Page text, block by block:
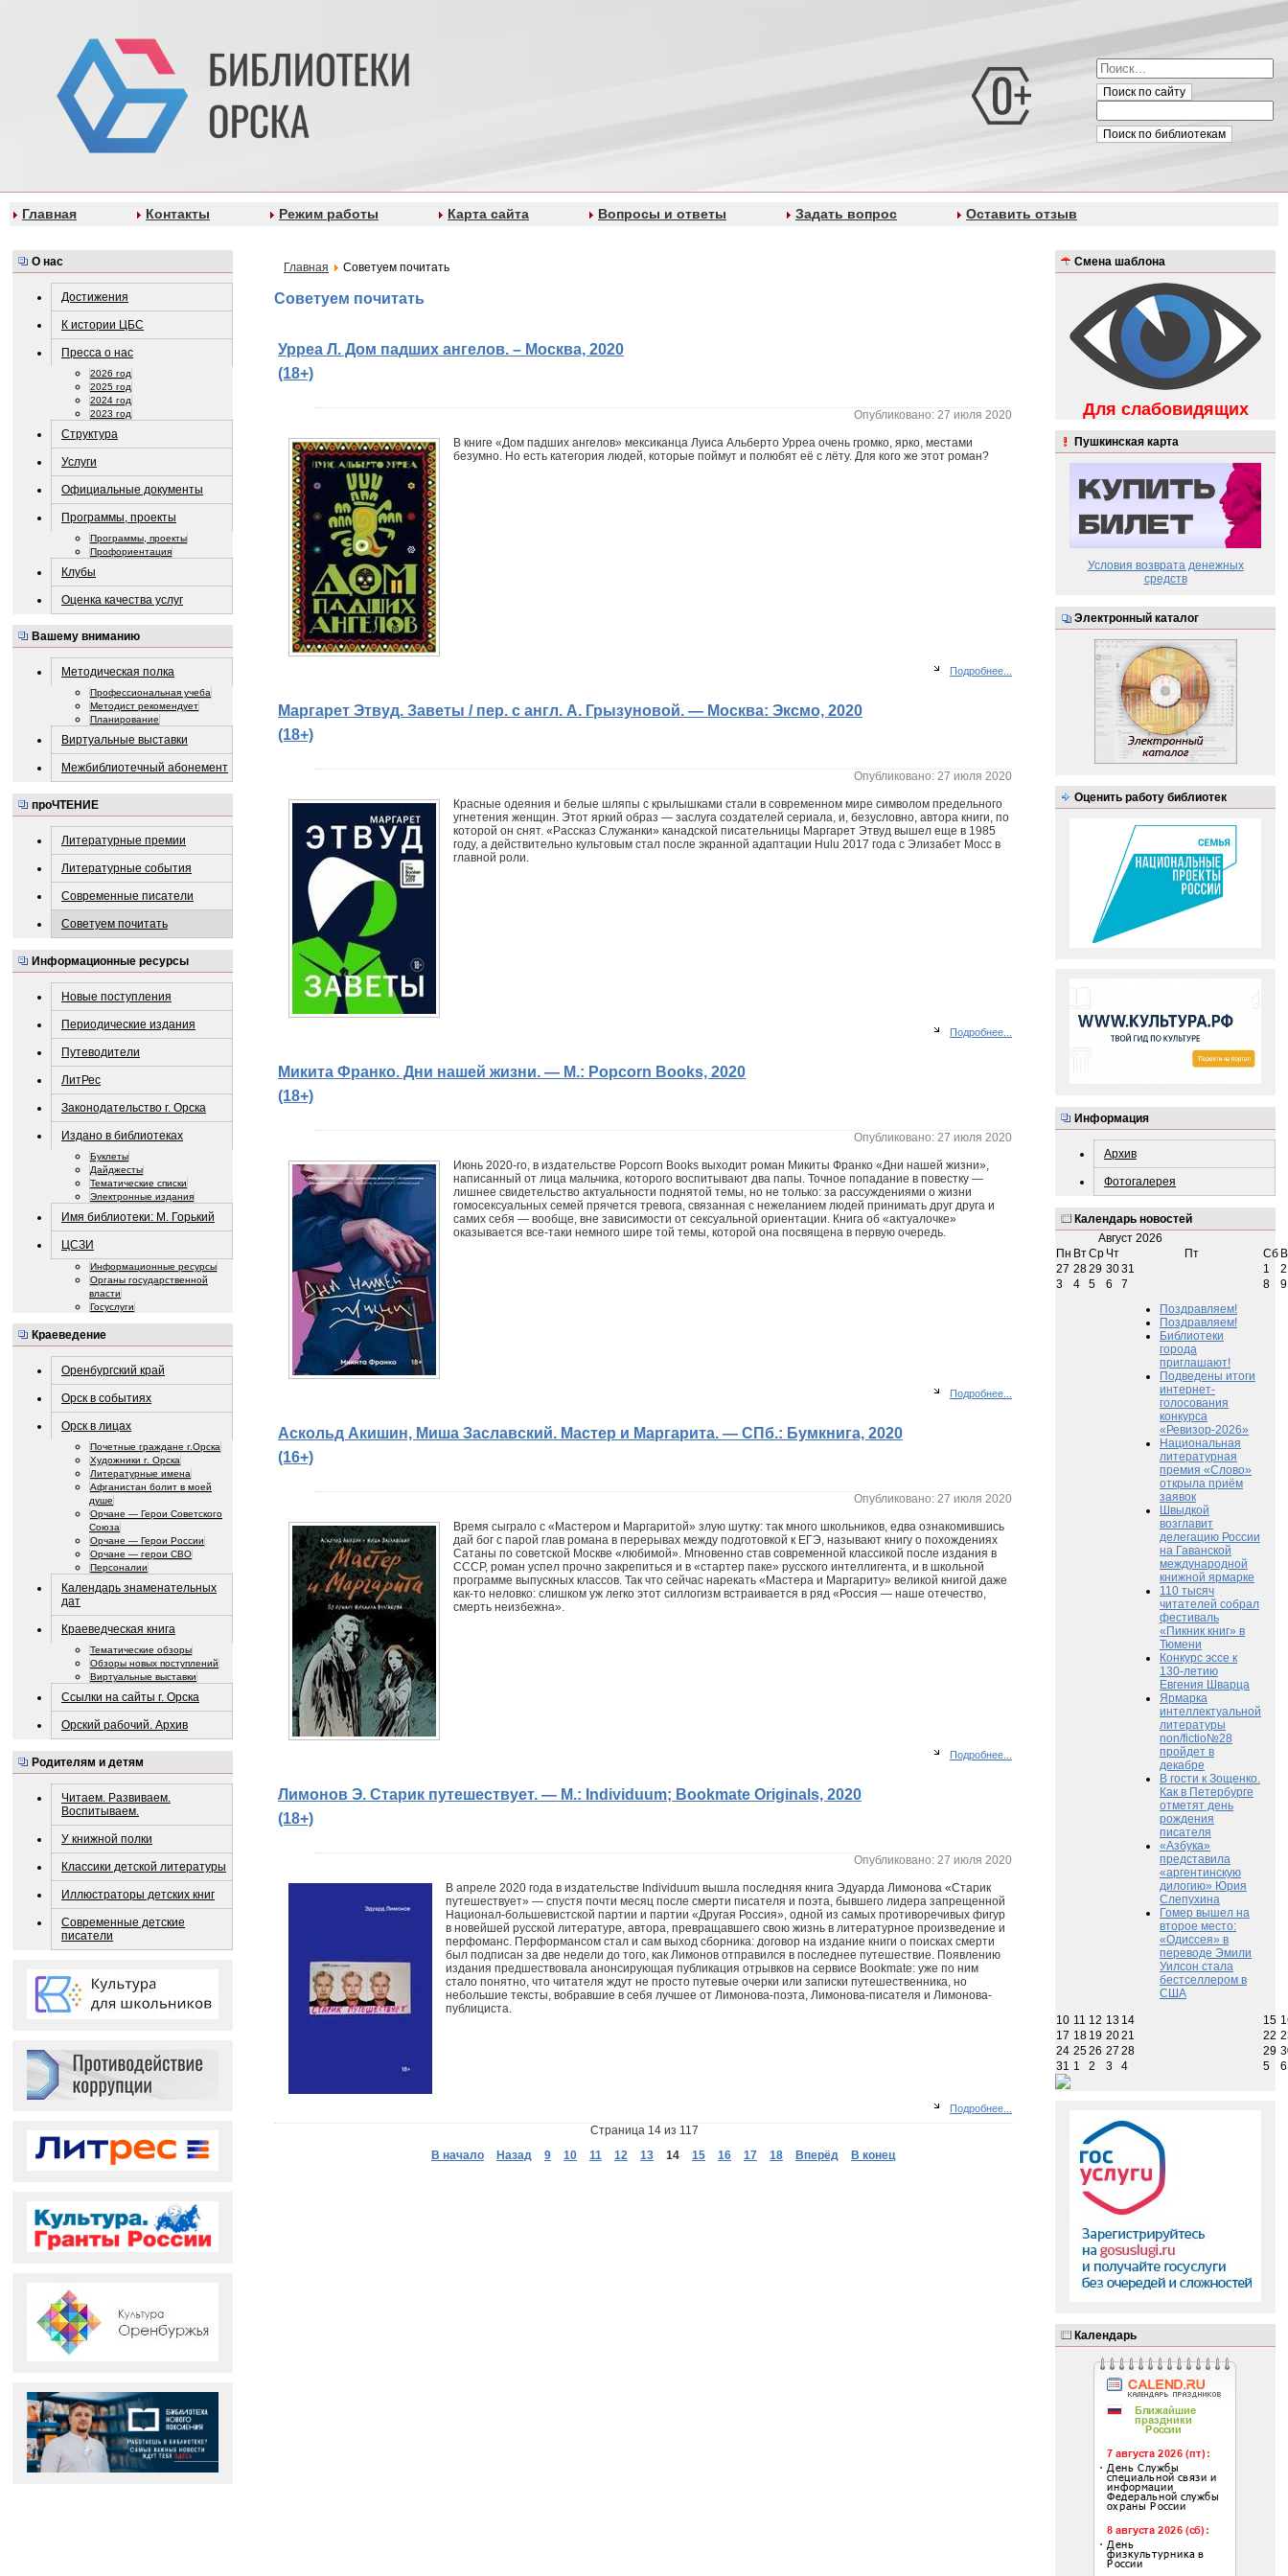
Поиск по сайту
Поиск по библиотекам
Главная Контакты Режим работы Карта сайта Вопросы и ответы Задать вопрос Оставить отзыв
О нас
Достижения
К истории ЦБС
Пресса о нас
2026 год
2025 год
2024 год
2023 год
Структура
Услуги
Официальные документы
Программы, проекты
Программы, проекты
Профориентация
Клубы
Оценка качества услуг
Вашему вниманию
Методическая полка
Профессиональная учеба
Методист рекомендует
Планирование
Виртуальные выставки
Межбиблиотечный абонемент
проЧТЕНИЕ
Литературные премии
Литературные события
Современные писатели
Советуем почитать
Информационные ресурсы
Новые поступления
Периодические издания
Путеводители
ЛитРес
Законодательство г. Орска
Издано в библиотеках
Буклеты
Дайджесты
Тематические списки
Электронные издания
Имя библиотеки: М. Горький
ЦСЗИ
Информационные ресурсы
Органы государственной
власти
Госуслуги
Краеведение
Оренбургский край
Орск в событиях
Орск в лицах
Почетные граждане г.Орска
Художники г. Орска
Литературные имена
Афганистан болит в моей
душе
Орчане — Герои Советского
Союза
Орчане — Герои России
Орчане — герои СВО
Персоналии
Календарь знаменательных
дат
Краеведческая книга
Тематические обзоры
Обзоры новых поступлений
Виртуальные выставки
Ссылки на сайты г. Орска
Орский рабочий. Архив
Родителям и детям
Читаем. Развиваем.
Воспитываем.
У книжной полки
Классики детской литературы
Иллюстраторы детских книг
Современные детские
писатели
Главная Советуем почитать
Советуем почитать
Урреа Л. Дом падших ангелов. – Москва, 2020
(18+)
Опубликовано: 27 июля 2020
В книге «Дом падших ангелов» мексиканца Луиса Альберто Урреа очень громко, ярко, местами
безумно. Но есть категория людей, которые поймут и полюбят её с лёту. Для кого же этот роман?
Подробнее...
Маргарет Этвуд. Заветы / пер. с англ. А. Грызуновой. — Москва: Эксмо, 2020
(18+)
Опубликовано: 27 июля 2020
Красные одеяния и белые шляпы с крылышками стали в современном мире символом предельного
угнетения женщин. Этот яркий образ — заслуга создателей сериала, и, безусловно, автора книги, по
которой он снят. «Рассказ Служанки» канадской писательницы Маргарет Этвуд вышел еще в 1985
году, а действительно культовым стал после экранной адаптации Hulu 2017 года с Элизабет Мосс в
главной роли.
Подробнее...
Микита Франко. Дни нашей жизни. — М.: Popcorn Books, 2020
(18+)
Опубликовано: 27 июля 2020
Июнь 2020-го, в издательстве Popcorn Books выходит роман Микиты Франко «Дни нашей жизни»,
написанный от лица мальчика, которого воспитывают два папы. Точное попадание в повестку —
лишнее свидетельство актуальности поднятой темы, но не только: за рассуждениями о жизни
гомосексуальных семей прячется тревога, связанная с нежеланием людей принимать друг друга и
самих себя — вообще, вне зависимости от сексуальной ориентации. Книга об «актуалочке»
оказывается все-таки немного шире той темы, которой она посвящена в первую очередь.
Подробнее...
Аскольд Акишин, Миша Заславский. Мастер и Маргарита. — CПб.: Бумкнига, 2020
(16+)
Опубликовано: 27 июля 2020
Время сыграло с «Мастером и Маргаритой» злую шутку: так много школьников, едва ознакомившись
дай бог с парой глав романа в перерывах между подготовкой к ЕГЭ, называют книгу о похождениях
Сатаны по советской Москве «любимой». Мгновенно став современной классикой после издания в
СССР, роман успел прочно закрепиться и в «стартер паке» русского интеллигента, и в школьной
программе выпускных классов. Так что сейчас нарекать «Мастера и Маргариту» великой книгой даже
как-то неловко: слишком уж легко этот силлогизм встраивается в ряд «Россия — наше отечество,
смерть неизбежна».
Подробнее...
Лимонов Э. Старик путешествует. — М.: Individuum; Bookmate Originals, 2020
(18+)
Опубликовано: 27 июля 2020
В апреле 2020 года в издательстве Individuum вышла последняя книга Эдуарда Лимонова «Старик
путешествует» — спустя почти месяц после смерти писателя и поэта, бывшего лидера запрещенной
Национал-большевистской партии и партии «Другая Россия», одной из самых противоречивых фигур
в новейшей русской литературе, автора, превращавшего свою жизнь в литературное произведение и
перфоманс. Перформансом стал и сам выход сборника: договор на издание книги о поисках смерти
был подписан за две недели до того, как Лимонов отправился в последнее путешествие. Появлению
издания предшествовала анонсирующая публикация отрывков на сервисе Bookmate: уже по ним
стало понятно, что читателя ждут не просто путевые очерки или записки путешественника, но
небольшие тексты, вобравшие в себя лучшее от Лимонова-поэта, Лимонова-писателя и Лимонова-
публициста.
Подробнее...
Страница 14 из 117
В начало
Назад 9 10 11 12 13 14 15 16 17 18 Вперёд В конец
Смена шаблона
Для слабовидящих
Пушкинская карта
Условия возврата денежных
средств
Электронный каталог
Оценить работу библиотек
Информация
Архив
Фотогалерея
Календарь новостей
Август 2026
Пн ВтСр Чт Пт Сб
27 2829 3031 1
2
3
4 5 6
7
Поздравляем!
Поздравляем!
Библиотеки
города
приглашают!
Подведены итоги
интернет-
голосования
конкурса
«Ревизор-2026»
Национальная
литературная
премия «Слово»
открыла приём
заявок
Швыдкой
возглавит
делегацию России
на Гаванской
международной
книжной ярмарке
110 тысяч
читателей собрал
фестиваль
«Пикник книг» в
Тюмени
Конкурс эссе к
130-летию
Евгения Шварца
Ярмарка
интеллектуальной
литературы
non/fictio№28
пройдет в
декабре
В гости к Зощенко.
Как в Петербурге
отметят день
рождения
писателя
«Азбука»
представила
«аргентинскую
дилогию» Юрия
Слепухина
Гомер вышел на
второе место:
«Одиссея» в
переводе Эмили
Уилсон стала
бестселлером в
США
8 9
10 11 12 13 14 15
17 18 19 2021 22
24 2526 27 28 29
31 1 2 3 4 5 6
Календарь